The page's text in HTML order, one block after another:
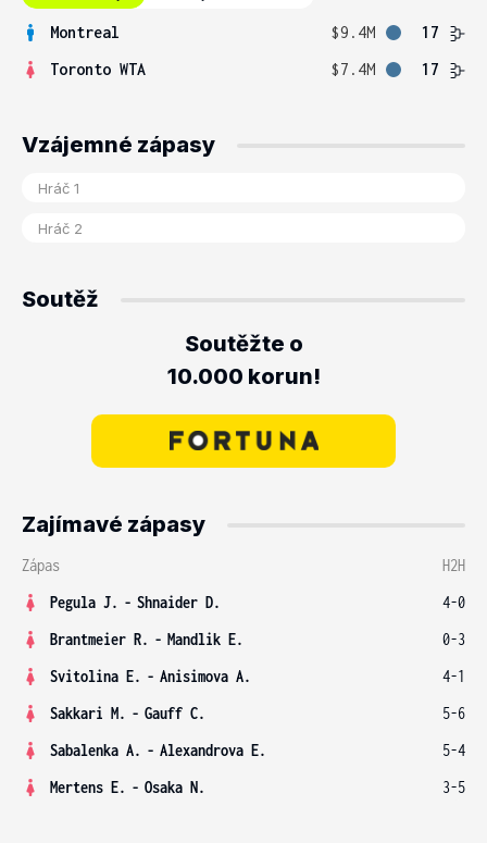
Montreal $9.4M
17
Toronto WTA
$7.4M 17
Vzájemné zápasy
Soutěž
Soutěžte o
10.000 korun!
Zajímavé zápasy
Zápas
H2H
Pegula J. - Shnaider D.
4-0
Brantmeier R. - Mandlik E.
0-3
Svitolina E. - Anisimova A.
4-1
Sakkari M. - Gauff C.
5-6
Sabalenka A. - Alexandrova E.
5-4
Mertens E. - Osaka N. 3-5